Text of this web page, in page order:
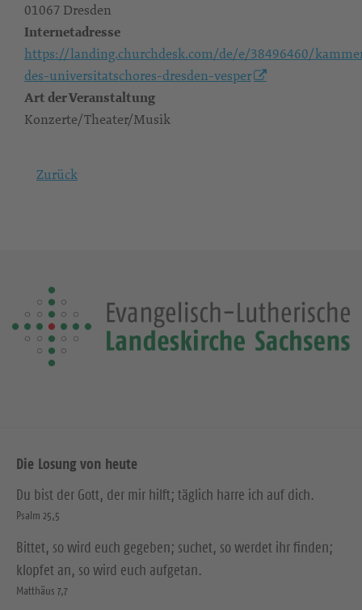
01067 Dresden
Internetadresse
https://landing.churchdesk.com/de/e/38496460/
des-universitatschores-dresden-vesper
Art der Veranstaltung
Konzerte/Theater/Musik
Zurück
Die Losung von heute
Du bist der Gott, der mir hilft; täglich harre ich auf dich.
Psalm 25,5
Bittet, so wird euch gegeben; suchet, so werdet ihr finden;
klopfet an, so wird euch aufgetan.
Matthäus 7,7